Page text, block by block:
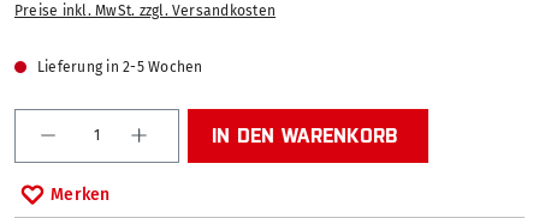
Preise inkl. MwSt. zzgl. Versandkosten
Lieferung in 2-5 Wochen
Produkt Anzahl: Gib den gewünschten Wert ein
IN DEN WARENKORB
Merken